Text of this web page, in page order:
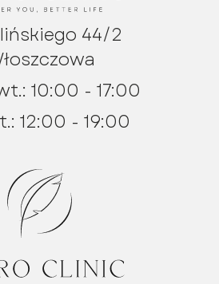
44/2
10:00 - 17:00
12:00 - 19:00